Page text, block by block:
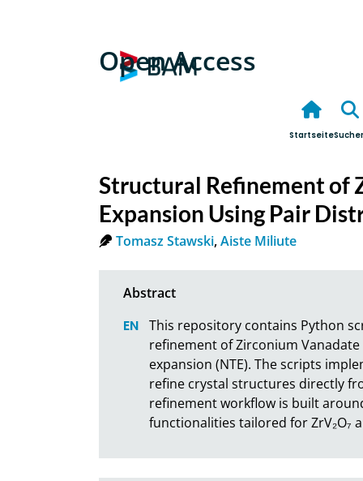
Open Access
Startseite
Structural Refinement of
Expansion Using Pair
Tomasz Stawski,Aiste Miliute
This repository contains Python
refinement of Zirconium
expansion (NTE). The scripts
refine crystal structures directly
refinement workflow is built
functionalities tailored for ZrV₂O₇